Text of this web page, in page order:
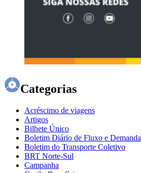
Categorias
Acréscimo de viagens
Artigos
Bilhete Único
Boletim Diário de Fluxo e Demanda
Boletim do Transporte Coletivo
BRT Norte-Sul
Campanha